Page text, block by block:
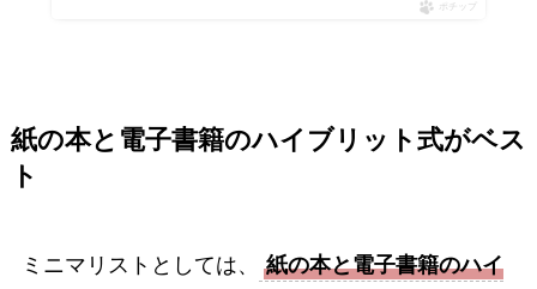
ポチップ
紙の本と電子書籍のハイブリット式がベス
ト
ミニマリストとしては、
紙の本と電子書籍のハイ